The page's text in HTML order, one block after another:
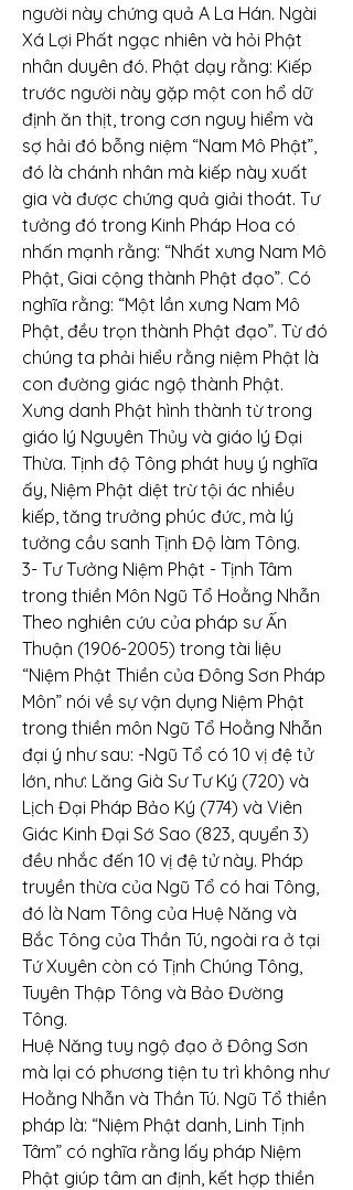
người này chứng quả A La Hán. Ngài
Xá Lợi Phất ngạc nhiên và hỏi Phật
nhân duyên đó. Phật dạy rằng: Kiếp
trước người này gặp một con hổ dữ
định ăn thịt, trong cơn nguy hiểm và
sợ hải đó bỗng niệm “Nam Mô Phật”,
đó là chánh nhân mà kiếp này xuất
gia và được chứng quả giải thoát. Tư
tưởng đó trong Kinh Pháp Hoa có
nhấn mạnh rằng: “Nhất xưng Nam Mô
Phật, Giai cộng thành Phật đạo”. Có
nghĩa rằng: “Một lần xưng Nam Mô
Phật, đều trọn thành Phật đạo”. Từ đó
chúng ta phải hiểu rằng niệm Phật là
con đường giác ngộ thành Phật.
Xưng danh Phật hình thành từ trong
giáo lý Nguyên Thủy và giáo lý Đại
Thừa. Tịnh độ Tông phát huy ý nghĩa
ấy, Niệm Phật diệt trừ tội ác nhiều
kiếp, tăng trưởng phúc đức, mà lý
tưởng cầu sanh Tịnh Độ làm Tông.
3- Tư Tưởng Niệm Phật - Tịnh Tâm
trong thiền Môn Ngũ Tổ Hoằng Nhẫn
Theo nghiên cứu của pháp sư Ấn
Thuận (1906-2005) trong tài liệu
“Niệm Phật Thiền của Đông Sơn Pháp
Môn” nói về sự vận dụng Niệm Phật
trong thiền môn Ngũ Tổ Hoằng Nhẫn
đại ý như sau: -Ngũ Tổ có 10 vị đệ tử
lớn, như: Lăng Già Sư Tư Ký (720) và
Lịch Đại Pháp Bảo Ký (774) và Viên
Giác Kinh Đại Sớ Sao (823, quyển 3)
đều nhắc đến 10 vị đệ tử này. Pháp
truyền thừa của Ngũ Tổ có hai Tông,
đó là Nam Tông của Huệ Năng và
Bắc Tông của Thần Tú, ngoài ra ở tại
Tứ Xuyên còn có Tịnh Chúng Tông,
Tuyên Thập Tông và Bảo Đường
Tông.
Huệ Năng tuy ngộ đạo ở Đông Sơn
mà lại có phương tiện tu trì không như
Hoằng Nhẫn và Thần Tú. Ngũ Tổ thiền
pháp là: “Niệm Phật danh, Linh Tịnh
Tâm” có nghĩa rằng lấy pháp Niệm
Phật giúp tâm an định, kết hợp thiền